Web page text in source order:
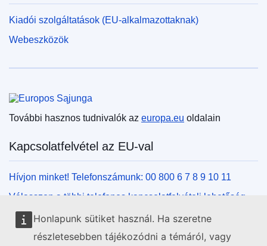
Honlapunk sütiket használ. Ha szeretne
részletesebben tájékozódni a témáról, vagy
Kiadói szolgáltatások (EU-alkalmazottaknak)
Webeszközök
További hasznos tudnivalók az europa.eu oldalain
Kapcsolatfelvétel az EU-val
Hívjon minket! Telefonszámunk: 00 800 6 7 8 9 10 11
Válasszon a többi telefonos kapcsolatfelvételi lehetőség
közül!
Írjon nekünk kapcsolatfelvételi űrlapunk kitöltésével!